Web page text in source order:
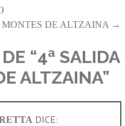
MONTES DE ALTZAINA →
“4ª SALIDA
ALTZAINA”
DICE: